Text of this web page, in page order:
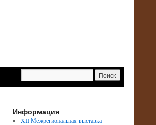
Информация
XII Межрегиональная выставка